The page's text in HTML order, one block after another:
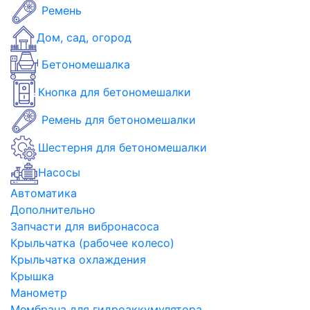
Ремень
Дом, сад, огород
Бетономешалка
Кнопка для бетономешалки
Ремень для бетономешалки
Шестерня для бетономешалки
Насосы
Автоматика
Дополнительно
Запчасти для вибронасоса
Крыльчатка (рабочее колесо)
Крыльчатка охлаждения
Крышка
Манометр